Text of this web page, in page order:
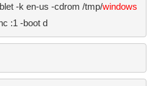
-k en-us -cdrom /tmp/windows
:1 -boot d